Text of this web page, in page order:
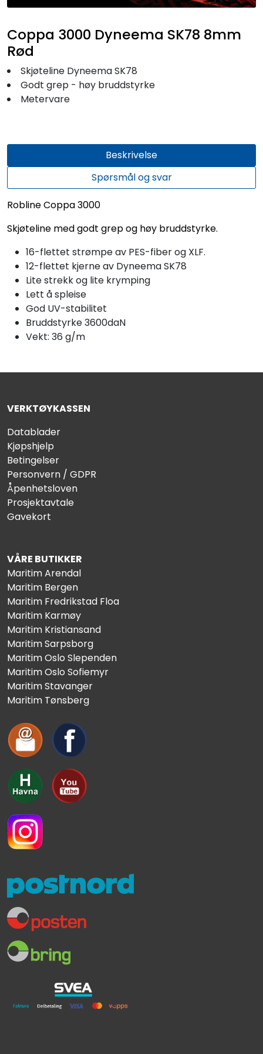
Coppa 3000 Dyneema SK78 8mm
Rød
Skjøteline Dyneema SK78
Godt grep - høy bruddstyrke
Metervare
Beskrivelse
Spørsmål og svar
Robline Coppa 3000
Skjøteline med godt grep og høy bruddstyrke.
16-flettet strømpe av PES-fiber og XLF.
12-flettet kjerne av Dyneema SK78
Lite strekk og lite krymping
Lett å spleise
God UV-stabilitet
Bruddstyrke 3600daN
Vekt: 36 g/m
VERKTØYKASSEN
Datablader
Kjøpshjelp
Betingelser
Personvern / GDPR
Åpenhetsloven
Prosjektavtale
Gavekort
VÅRE BUTIKKER
Maritim Arendal
Maritim Bergen
Maritim Fredrikstad Floa
Maritim Karmøy
Maritim Kristiansand
Maritim Sarpsborg
Maritim Oslo Slependen
Maritim Oslo Sofiemyr
Maritim Stavanger
Maritim Tønsberg
Fritid/Sikkerhet
Båtpleie/Opplag
Outlet